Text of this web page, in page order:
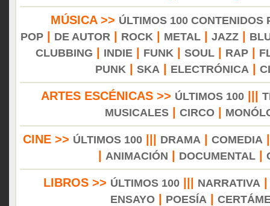
MÚSICA >> ÚLTIMOS 100 CONTENIDOS
POP| DE AUTOR ROCK METAL| JAZZ|
CLUBBING
INDIE| FUNK SOUL| RAP|
PUNK
SKA ELECTRÓNICA
ARTES ESCÉNICAS >> ÚLTIMOS 100
MUSICALES
CIRCO
CINE >> ÚLTIMOS 100||| DRAMA COMEDIA
ANIMACIÓN DOCUMENTAL|
LIBROS >> ÚLTIMOS 100 NARRATIVA
ENSAYO| POESÍA